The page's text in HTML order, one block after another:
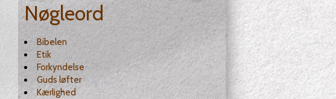
Nøgleord
Bibelen
Etik
Forkyndelse
Guds løfter
Kærlighed